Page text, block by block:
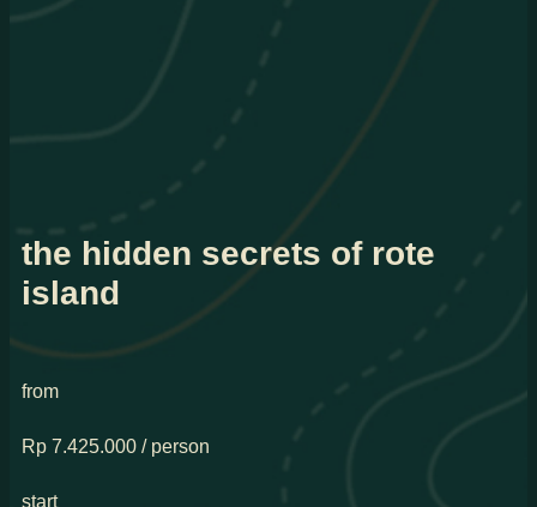
the hidden secrets of rote
island
from
Rp 7.425.000 / person
start